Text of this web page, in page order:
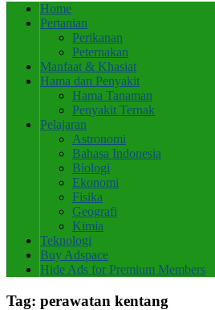
Home
Pertanian
Perikanan
Peternakan
Manfaat & Khasiat
Hama dan Penyakit
Hama Tanaman
Penyakit Ternak
Pelajaran
Astronomi
Bahasa Indonesia
Biologi
Ekonomi
Fisika
Geografi
Kimia
Teknologi
Buy Adspace
Hide Ads for Premium Members
Tag: perawatan kentang